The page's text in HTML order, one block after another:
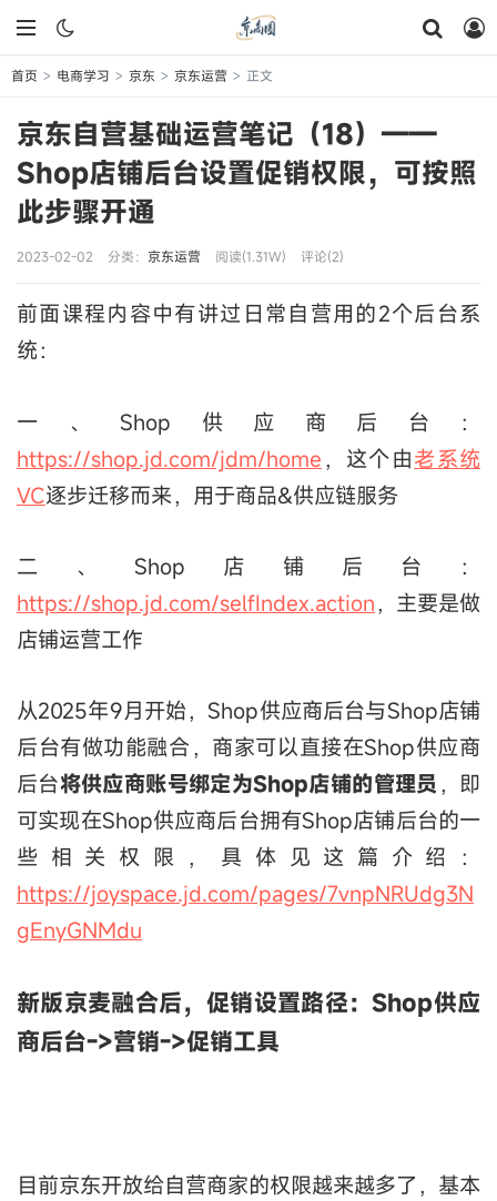
首页 > 电商学习 > 京东 > 京东运营 > 正文
京东自营基础运营笔记（18）——
Shop店铺后台设置促销权限，可按照
此步骤开通
2023-02-02 分类： 京东运营 阅读(1.31W) 评论(2)
前面课程内容中有讲过日常自营用的2个后台系
统：
一、Shop供应商后台：
https://shop.jd.com/jdm/home ，这个由老系统
VC逐步迁移而来，用于商品&供应链服务
二、Shop店铺后台：
https://shop.jd.com/selfIndex.action，主要是做
店铺运营工作
从2025年9月开始，Shop供应商后台与Shop店铺
后台有做功能融合，商家可以直接在Shop供应商
后台将供应商账号绑定为Shop店铺的管理员 ，即
可实现在Shop供应商后台拥有Shop店铺后台的一
些相关权限，具体见这篇介绍：
https://joyspace.jd.com/pages/7vnpNRUdg3N
gEnyGNMdu
新版京麦融合后，促销设置路径：Shop供应
商后台->营销->促销工具
目前京东开放给自营商家的权限越来越多了，基本